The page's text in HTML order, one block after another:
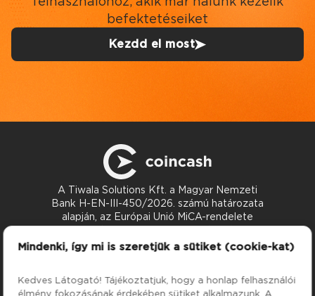
befektetéseiket
Kezdd el most
A Tiwala Solutions Kft. a Magyar Nemzeti
Bank H-EN-III-450/2026. számú határozata
alapján, az Európai Unió MiCA-rendelete
szerint nyújt kriptoeszköz-szolgáltatásokat.
Kapcsolat
Mindenki, így mi is szeretjük a sütiket (cookie-kat)
Kedves Látogató! Tájékoztatjuk, hogy a honlap felhasználói
élmény fokozásának érdekében sütiket alkalmazunk. A